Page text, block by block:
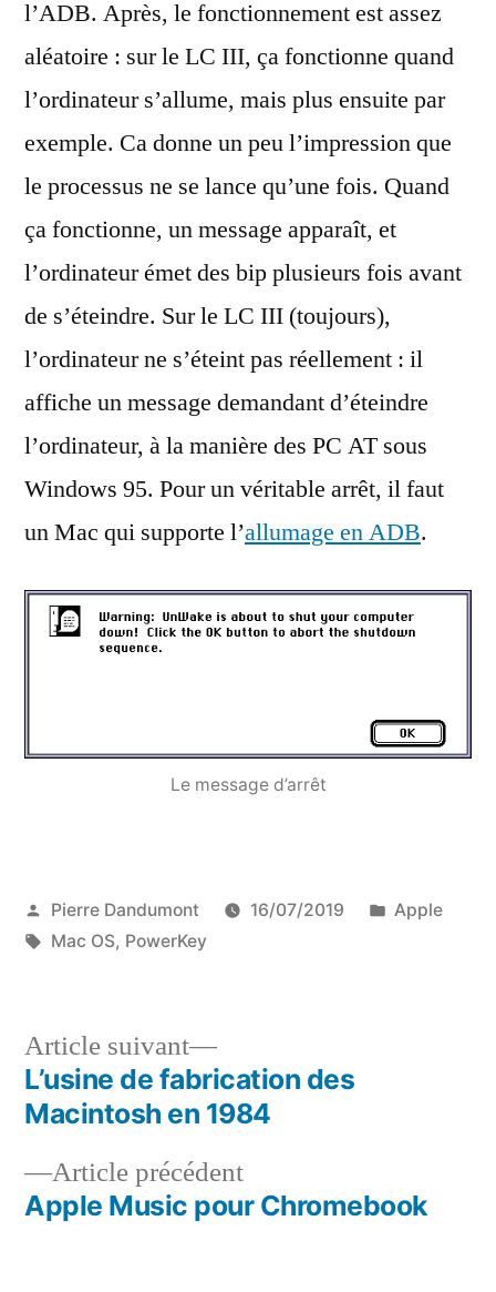
l’ADB. Après, le fonctionnement est assez
aléatoire : sur le LC III, ça fonctionne quand
l’ordinateur s’allume, mais plus ensuite par
exemple. Ca donne un peu l’impression que
le processus ne se lance qu’une fois. Quand
ça fonctionne, un message apparaît, et
l’ordinateur émet des bip plusieurs fois avant
de s’éteindre. Sur le LC III (toujours),
l’ordinateur ne s’éteint pas réellement : il
affiche un message demandant d’éteindre
l’ordinateur, à la manière des PC AT sous
Windows 95. Pour un véritable arrêt, il faut
un Mac qui supporte l’allumage en ADB.
Le message d’arrêt
Publié
par
Pierre Dandumont 16/07/2019
Publié
Apple
Étiquettes :
Mac OS, PowerKey
Navigation
l’article
Article précédentArticle
précédent :
Apple Music pour Chromebook
Article suivant
Article
suivant :
L’usine de fabrication des
Macintosh en 1984